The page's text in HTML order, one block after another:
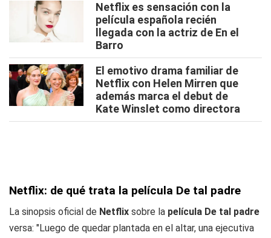
Netflix es sensación con la
película española recién
llegada con la actriz de En el
Barro
El emotivo drama familiar de
Netflix con Helen Mirren que
además marca el debut de
Kate Winslet como directora
Netflix: de qué trata la película De tal padre
La sinopsis oficial de Netflix sobre la película De tal padre
versa: "Luego de quedar plantada en el altar, una ejecutiva